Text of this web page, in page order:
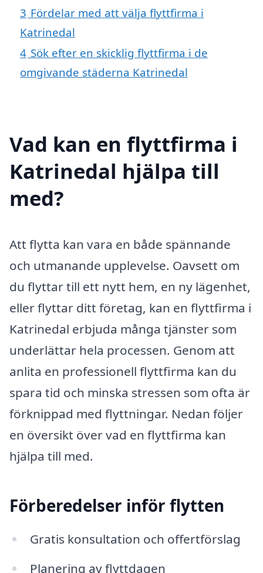
3 Fördelar med att välja flyttfirma i
Katrinedal
4 Sök efter en skicklig flyttfirma i de
omgivande städerna Katrinedal
Vad kan en flyttfirma i
Katrinedal hjälpa till
med?
Att flytta kan vara en både spännande
och utmanande upplevelse. Oavsett om
du flyttar till ett nytt hem, en ny lägenhet,
eller flyttar ditt företag, kan en flyttfirma i
Katrinedal erbjuda många tjänster som
underlättar hela processen. Genom att
anlita en professionell flyttfirma kan du
spara tid och minska stressen som ofta är
förknippad med flyttningar. Nedan följer
en översikt över vad en flyttfirma kan
hjälpa till med.
Förberedelser inför flytten
Gratis konsultation och offertförslag
Planering av flyttdagen